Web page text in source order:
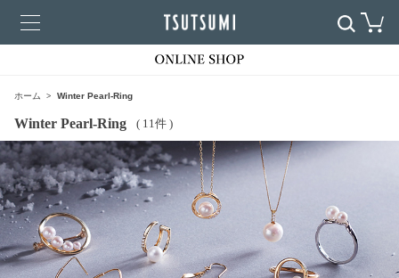
ホーム Winter Pearl-Ring
Winter Pearl-Ring ( 11件 )